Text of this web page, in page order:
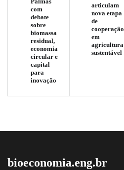
com
debate
sobre
biomassa
residual,
economia
circular e
capital
para
inovação
articulam
nova etapa
de
cooperação
em
agricultura
sustentável
bioeconomia.eng.br